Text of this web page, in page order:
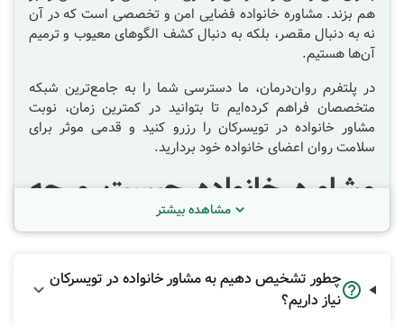
هم بزند. مشاوره خانواده فضایی امن و تخصصی است که در آن
نه به دنبال مقصر، بلکه به دنبال کشف الگوهای معیوب و ترمیم
آن‌ها هستیم.
در پلتفرم روان‌درمان، ما دسترسی شما را به جامع‌ترین شبکه
متخصصان فراهم کرده‌ایم تا بتوانید در کمترین زمان، نوبت
مشاور خانواده در تویسرکان را رزرو کنید و قدمی موثر برای
سلامت روان اعضای خانواده خود بردارید.
مشاوره خانواده چیست و چه
تفاوتی با درمان فردی دارد؟
رفتار "یک نفر" است. اما در مشاوره خانواده، متخصص با نگاهی
"سیستمی" به مسائل می‌نگرد. این یعنی خانواده مانند یک ساعت
دقیق است که اگر یکی از چرخ‌دنده‌های آن (یکی از اعضا) دچار
مشاهده بیشتر
چطور تشخیص دهیم به مشاور خانواده در تویسرکان
نیاز داریم؟